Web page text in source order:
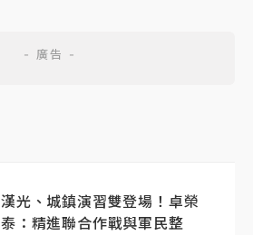
漢光、城鎮演習雙登場！卓榮
泰：精進聯合作戰與軍民整